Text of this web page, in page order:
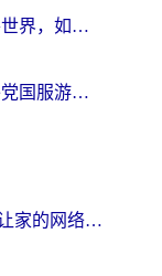
从纽约到暴风城：美国玩魔兽世界，如何找到你的最佳网络航线
日本怎么玩奥拉星不卡？海外党国服游戏加速器选择全攻略
Openwrt 回国：在海外，如何让家的网络触手可及